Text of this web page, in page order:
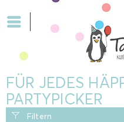
FÜR JEDES
PARTYPICKER
Filtern